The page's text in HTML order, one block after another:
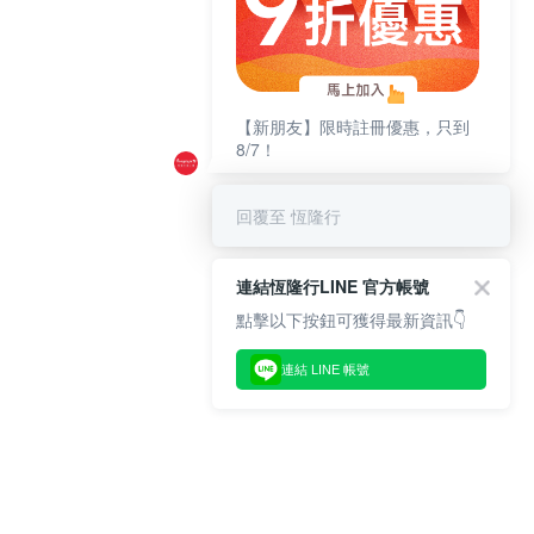
【新朋友】限時註冊優惠，只到
8/7！
回覆至 恆隆行
連結恆隆行LINE 官方帳號
點擊以下按鈕可獲得最新資訊👇
連結 LINE 帳號